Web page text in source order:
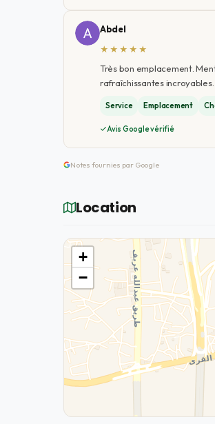
Abdel
★★★★★
Très bon emplacement.
rafraîchissantes
Service Emplacement
Avis Google vérifié
Notes fournies par Google
Location
+
−